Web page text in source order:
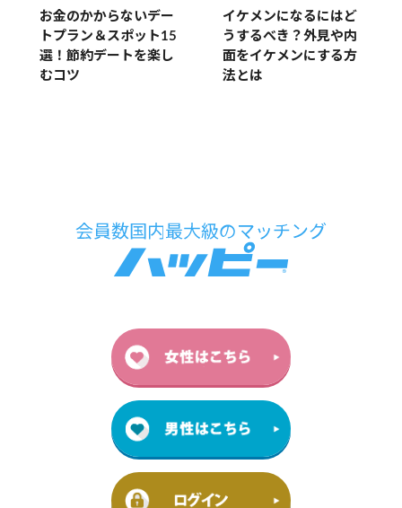
お金のかからないデー
トプラン＆スポット15
選！節約デートを楽し
むコツ
イケメンになるにはど
うするべき？外見や内
面をイケメンにする方
法とは